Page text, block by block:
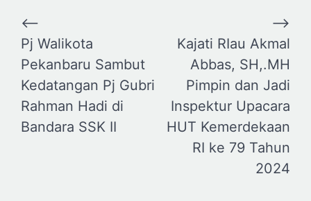
Navigasi
pos
⟵
Pj Walikota
Pekanbaru Sambut
Kedatangan Pj Gubri
Rahman Hadi di
Bandara SSK II
Kajati RIau Akmal
Abbas, SH,.MH
Pimpin dan Jadi
Inspektur Upacara
HUT Kemerdekaan
RI ke 79 Tahun
2024
⟶